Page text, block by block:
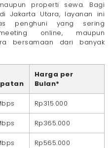
properti sewa. Bagi
Jakarta Utara, layanan ini
penghuni yang sering
online, maupun
bersamaan dari banyak
Harga per
Bulan*
Rp315.000
Rp365.000
Rp565.000